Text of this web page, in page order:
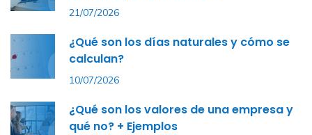
21/07/2026
¿Qué son los días naturales y cómo se
calculan?
10/07/2026
¿Qué son los valores de una empresa y
qué no? + Ejemplos